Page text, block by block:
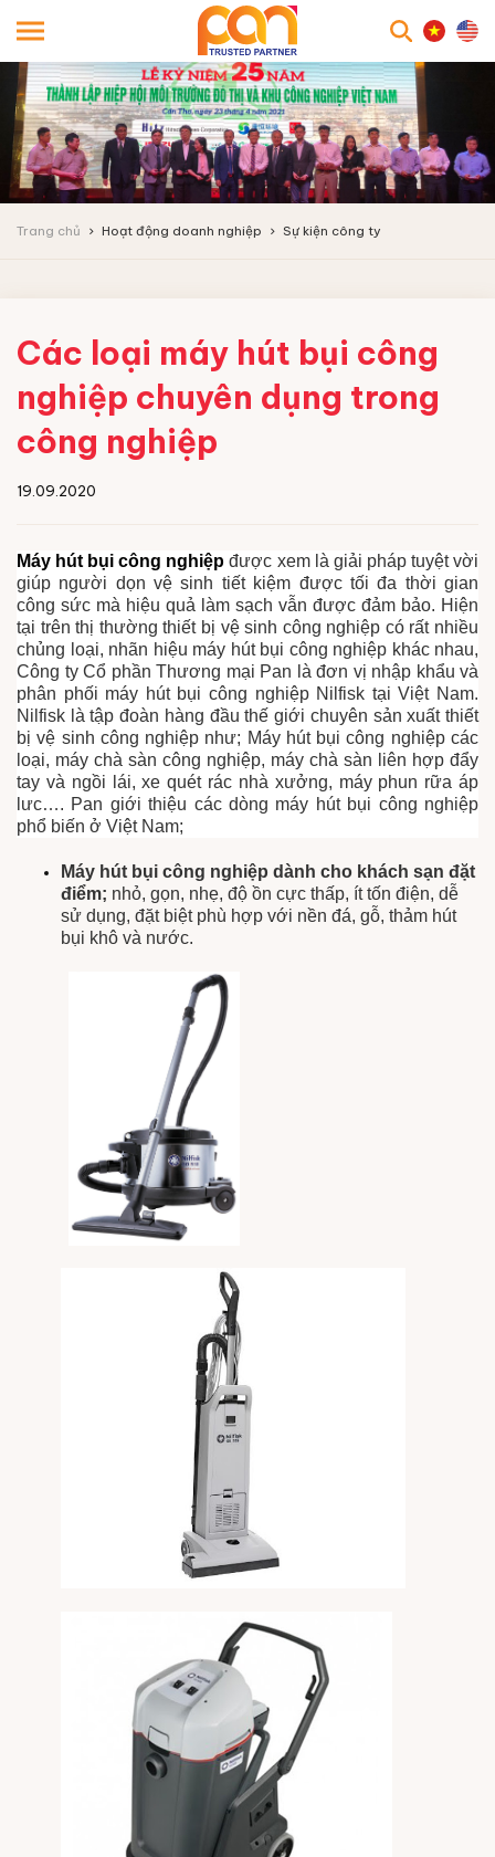
Trang chủ Hoạt động doanh nghiệp Sự kiện công ty
Các loại máy hút bụi công
nghiệp chuyên dụng trong
công nghiệp
19.09.2020
Máy hút bụi công nghiệp được xem là giải pháp tuyệt vời
giúp người dọn vệ sinh tiết kiệm được tối đa thời gian
công sức mà hiệu quả làm sạch vẫn được đảm bảo. Hiện
tại trên thị thường thiết bị vệ sinh công nghiệp có rất nhiều
chủng loại, nhãn hiệu máy hút bụi công nghiệp khác nhau,
Công ty Cổ phần Thương mại Pan là đơn vị nhập khẩu và
phân phối máy hút bụi công nghiệp Nilfisk tại Việt Nam.
Nilfisk là tập đoàn hàng đầu thế giới chuyên sản xuất thiết
bị vệ sinh công nghiệp như; Máy hút bụi công nghiệp các
loại, máy chà sàn công nghiệp, máy chà sàn liên hợp đẩy
tay và ngồi lái, xe quét rác nhà xưởng, máy phun rữa áp
lưc…. Pan giới thiệu các dòng máy hút bụi công nghiệp
phổ biến ở Việt Nam;
Máy hút bụi công nghiệp dành cho khách sạn đặt
điểm; nhỏ, gọn, nhẹ, độ ồn cực thấp, ít tốn điện, dễ
sử dụng, đặt biệt phù hợp với nền đá, gỗ, thảm hút
bụi khô và nước.